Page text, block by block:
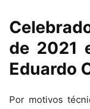
de 2021
Eduardo
Por motivos